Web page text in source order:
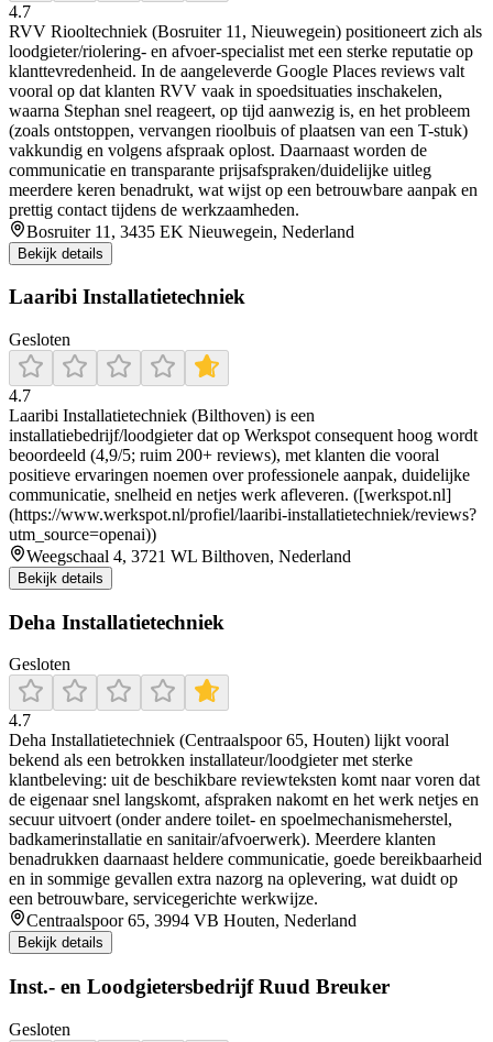
4.7
RVV Riooltechniek (Bosruiter 11, Nieuwegein) positioneert zich als
loodgieter/riolering- en afvoer-specialist met een sterke reputatie op
klanttevredenheid. In de aangeleverde Google Places reviews valt
vooral op dat klanten RVV vaak in spoedsituaties inschakelen,
waarna Stephan snel reageert, op tijd aanwezig is, en het probleem
(zoals ontstoppen, vervangen rioolbuis of plaatsen van een T-stuk)
vakkundig en volgens afspraak oplost. Daarnaast worden de
communicatie en transparante prijsafspraken/duidelijke uitleg
meerdere keren benadrukt, wat wijst op een betrouwbare aanpak en
prettig contact tijdens de werkzaamheden.
Bosruiter 11, 3435 EK Nieuwegein, Nederland
Bekijk details
Laaribi Installatietechniek
Gesloten
4.7
Laaribi Installatietechniek (Bilthoven) is een
installatiebedrijf/loodgieter dat op Werkspot consequent hoog wordt
beoordeeld (4,9/5; ruim 200+ reviews), met klanten die vooral
positieve ervaringen noemen over professionele aanpak, duidelijke
communicatie, snelheid en netjes werk afleveren. ([werkspot.nl]
(https://www.werkspot.nl/profiel/laaribi-installatietechniek/reviews?
utm_source=openai))
Weegschaal 4, 3721 WL Bilthoven, Nederland
Bekijk details
Deha Installatietechniek
Gesloten
4.7
Deha Installatietechniek (Centraalspoor 65, Houten) lijkt vooral
bekend als een betrokken installateur/loodgieter met sterke
klantbeleving: uit de beschikbare reviewteksten komt naar voren dat
de eigenaar snel langskomt, afspraken nakomt en het werk netjes en
secuur uitvoert (onder andere toilet- en spoelmechanismeherstel,
badkamerinstallatie en sanitair/afvoerwerk). Meerdere klanten
benadrukken daarnaast heldere communicatie, goede bereikbaarheid
en in sommige gevallen extra nazorg na oplevering, wat duidt op
een betrouwbare, servicegerichte werkwijze.
Centraalspoor 65, 3994 VB Houten, Nederland
Bekijk details
Inst.- en Loodgietersbedrijf Ruud Breuker
Gesloten